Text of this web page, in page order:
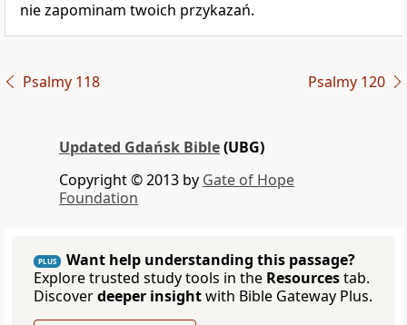
nie zapominam twoich przykazań.
Psalmy 118 Psalmy 120
Updated Gdańsk Bible(UBG)
Copyright © 2013 by Gate of Hope
Foundation
PLUS
Want help understanding this passage?
Explore trusted study tools in the Resourcestab.
Discoverdeeper insightwith Bible Gateway Plus.